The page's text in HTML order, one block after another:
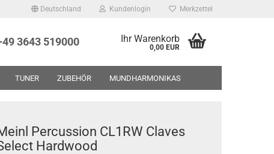
Deutschland Kundenlogin Merkzettel
3643 519000 Ihr Warenkorb
0,00 EUR
TUNER ZUBEHÖR MUNDHARMONIKAS
Percussion CL1RW Claves
Hardwood